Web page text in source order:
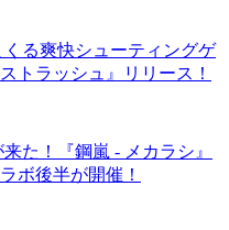
る爽快シューティングゲ
トラッシュ』リリース！
た！『鋼嵐 - メカラシ』
ボ後半が開催！